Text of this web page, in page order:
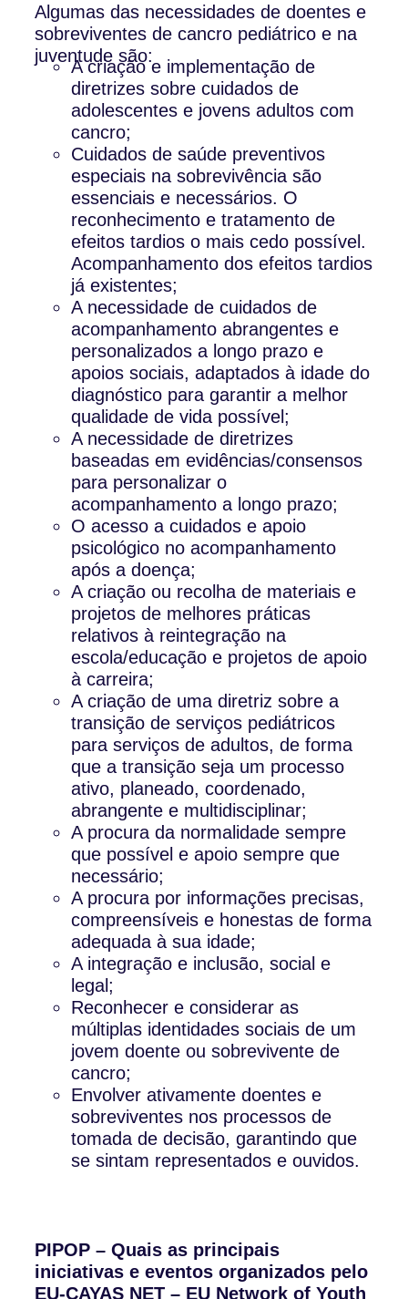
Algumas das necessidades de doentes e
sobreviventes de cancro pediátrico e na
juventude são:
A criação e implementação de
diretrizes sobre cuidados de
adolescentes e jovens adultos com
cancro;
Cuidados de saúde preventivos
especiais na sobrevivência são
essenciais e necessários. O
reconhecimento e tratamento de
efeitos tardios o mais cedo possível.
Acompanhamento dos efeitos tardios
já existentes;
A necessidade de cuidados de
acompanhamento abrangentes e
personalizados a longo prazo e
apoios sociais, adaptados à idade do
diagnóstico para garantir a melhor
qualidade de vida possível;
A necessidade de diretrizes
baseadas em evidências/consensos
para personalizar o
acompanhamento a longo prazo;
O acesso a cuidados e apoio
psicológico no acompanhamento
após a doença;
A criação ou recolha de materiais e
projetos de melhores práticas
relativos à reintegração na
escola/educação e projetos de apoio
à carreira;
A criação de uma diretriz sobre a
transição de serviços pediátricos
para serviços de adultos, de forma
que a transição seja um processo
ativo, planeado, coordenado,
abrangente e multidisciplinar;
A procura da normalidade sempre
que possível e apoio sempre que
necessário;
A procura por informações precisas,
compreensíveis e honestas de forma
adequada à sua idade;
A integração e inclusão, social e
legal;
Reconhecer e considerar as
múltiplas identidades sociais de um
jovem doente ou sobrevivente de
cancro;
Envolver ativamente doentes e
sobreviventes nos processos de
tomada de decisão, garantindo que
se sintam representados e ouvidos.
PIPOP – Quais as principais
iniciativas e eventos organizados pelo
EU-CAYAS NET – EU Network of Youth